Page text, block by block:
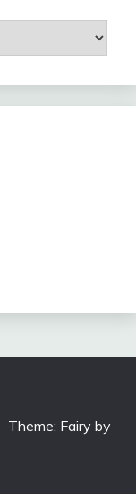
Theme: Fairy by